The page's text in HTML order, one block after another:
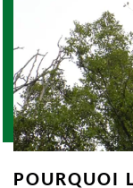
POURQUOI